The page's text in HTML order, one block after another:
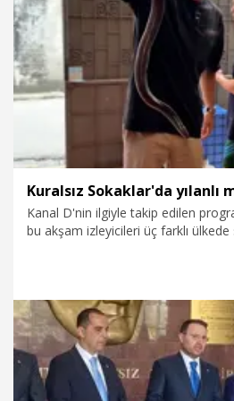
8.08.2026 Gündem
Kuralsız Sokaklar'da yılanlı
Kanal D'nin ilgiyle takip edilen
bu akşam izleyicileri üç farklı ülkede
7.08.2026 Kültür&Sanat